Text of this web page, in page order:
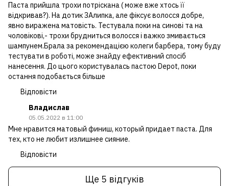
Паста прийшла трохи потріскана ( може вже хтось її
відкривав?). На дотик ЗАлипка, але фіксує волосся добре,
явно виражена матовість. Тестувала поки на синові та на
чоловікові,- трохи брудниться волосся і важко змивається
шампунем.Брала за рекомендацією колеги барбера, тому буду
тестувати в роботі, може знайду ефективний спосіб
нанесення. До цього користувалась пастою Depot, поки
остання подобається більше
Відповісти
Владислав
05.05.2022 в 11:00
Мне нравится матовый финиш, который придает паста. Для
тех, кто не любит излишнее сияние.
Відповісти
Ще 5 відгуків